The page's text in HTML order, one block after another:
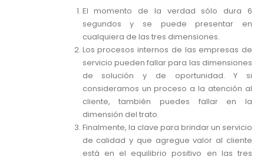
El momento de la verdad sólo dura 6
segundos y se puede presentar en
cualquiera de las tres dimensiones.
Los procesos internos de las empresas de
servicio pueden fallar para las dimensiones
de solución y de oportunidad. Y si
consideramos un proceso a la atención al
cliente, también puedes fallar en la
dimensión del trato.
Finalmente, la clave para brindar un servicio
de calidad y que agregue valor al cliente
está en el equilibrio positivo en las tres